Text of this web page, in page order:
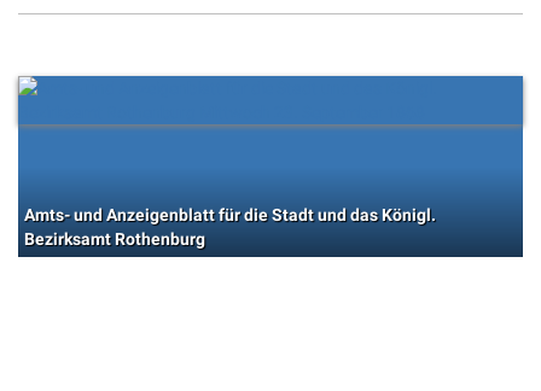
Amts- und Anzeigenblatt für die Stadt und das Königl.
Bezirksamt Rothenburg